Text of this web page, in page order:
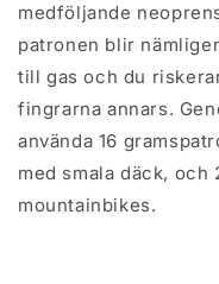
medföljande
patronen blir
till gas och du
fingrarna annars.
använda 16
med smala däck,
mountainbikes.